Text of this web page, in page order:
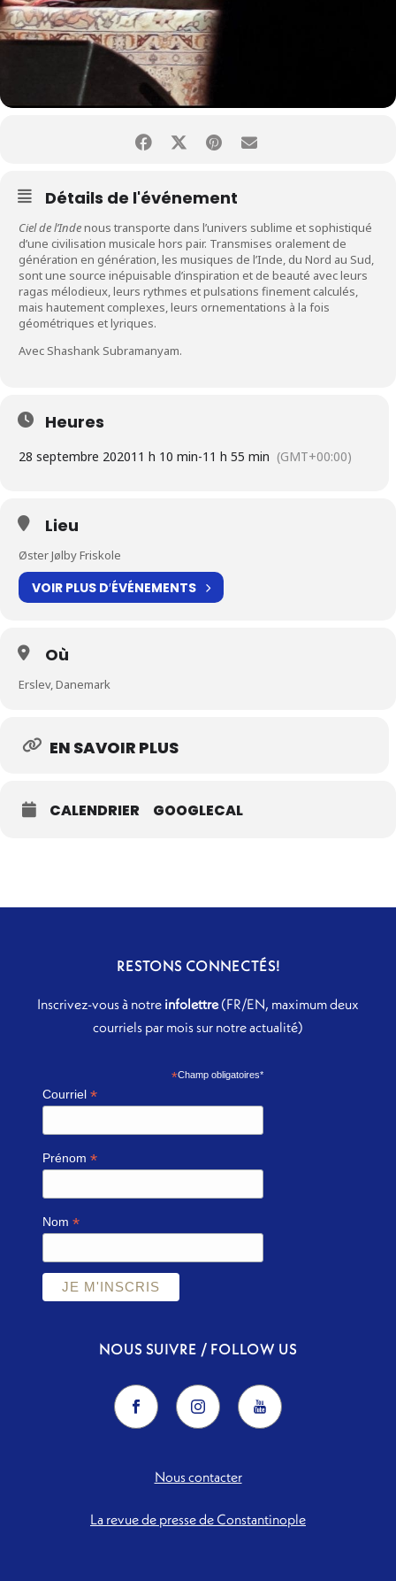
Détails de l'événement
Ciel de l’Indenous transporte dans l’univers sublime et sophistiqué
d’une civilisation musicale hors pair. Transmises oralement de
génération en génération, les musiques de l’Inde, du Nord au Sud,
sont une source inépuisable d’inspiration et de beauté avec leurs
ragas mélodieux, leurs rythmes et pulsations finement calculés,
mais hautement complexes, leurs ornementations à la fois
géométriques et lyriques.
Avec Shashank Subramanyam.
Heures
28 septembre 202011 h 10 min-11 h 55 min (GMT+00:00)
Lieu
Øster Jølby Friskole
VOIR PLUS D′ÉVÉNEMENTS
Où
Erslev, Danemark
EN SAVOIR PLUS
CALENDRIER GOOGLECAL
RESTONS CONNECTÉS!
Inscrivez-vous à notre infolettre(FR/EN, maximum deux
courriels par mois sur notre actualité)
*Champ obligatoires*
Courriel*
Prénom*
Nom*
NOUS SUIVRE / FOLLOW US
Nous contacter
La revue de presse de Constantinople